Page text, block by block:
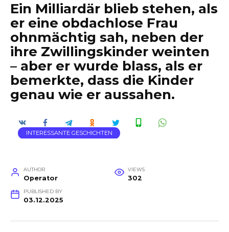
Ein Milliardär blieb stehen, als
er eine obdachlose Frau
ohnmächtig sah, neben der
ihre Zwillingskinder weinten
– aber er wurde blass, als er
bemerkte, dass die Kinder
genau wie er aussahen.
INTERESSANTE GESCHICHTEN
AUTHOR
Operator
VIEWS
302
PUBLISHED BY
03.12.2025